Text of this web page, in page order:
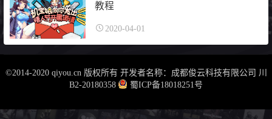
教程
2020-04-01
©2014-2020 qiyou.cn 版权所有 开发者名称：成都俊云科技有限公司 川
B2-20180358
蜀ICP备18018251号